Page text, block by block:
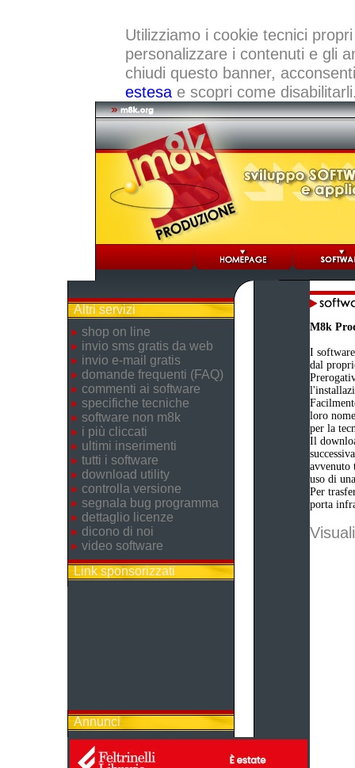
Utilizziamo i cookie tecnici
personalizzare i contenuti e gli
chiudi questo banner,
estesae scopri come
Altri servizi
shop on line
invio sms gratis da web
invio e-mail gratis
domande frequenti (FAQ)
commenti ai software
specifiche tecniche
software non m8k
i più cliccati
ultimi inserimenti
tutti i software
download utility
controlla versione
segnala bug programma
dettaglio licenze
dicono di noi
video software
Link sponsorizzati
Annunci
M8k
I
dal
loro
per la
Il
avvenuto
uso di
Per
porta